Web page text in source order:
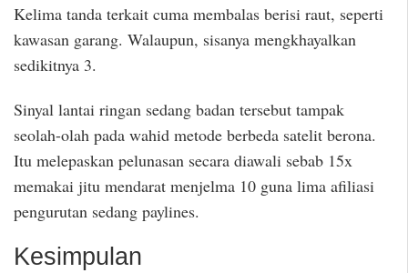
Kelima tanda terkait cuma membalas berisi raut, seperti
kawasan garang. Walaupun, sisanya mengkhayalkan
sedikitnya 3.
Sinyal lantai ringan sedang badan tersebut tampak
seolah-olah pada wahid metode berbeda satelit berona.
Itu melepaskan pelunasan secara diawali sebab 15x
memakai jitu mendarat menjelma 10 guna lima afiliasi
pengurutan sedang paylines.
Kesimpulan